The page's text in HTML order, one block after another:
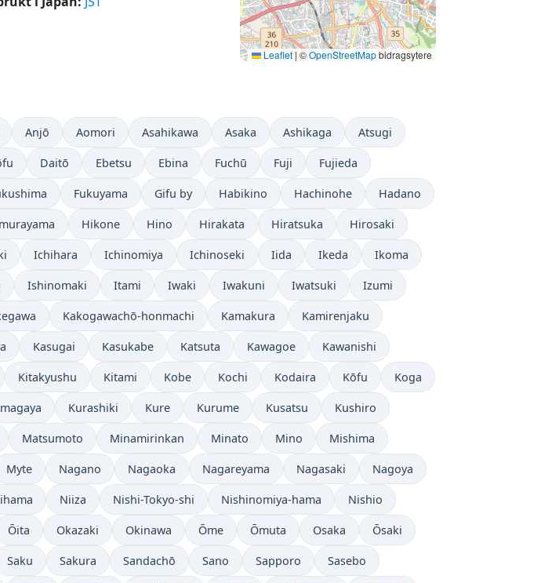
Leaflet | ©OpenStreetMapbidragsytere
Anjō Aomori Asahikawa Asaka Ashikaga Atsugi
Daitō Ebetsu Ebina Fuchū Fuji Fujieda
Fukuyama Gifu by Habikino Hachinohe Hadano
Hikone Hino Hirakata Hiratsuka Hirosaki
Ichihara Ichinomiya Ichinoseki Iida Ikeda Ikoma
Ishinomaki Itami Iwaki Iwakuni Iwatsuki Izumi
Kakogawachō-honmachi Kamakura Kamirenjaku
Kasugai Kasukabe Katsuta Kawagoe Kawanishi
Kitakyushu Kitami Kobe Kochi Kodaira Kōfu Koga
Kurashiki Kure Kurume Kusatsu Kushiro
Matsumoto Minamirinkan Minato Mino Mishima
Myte Nagano Nagaoka Nagareyama Nagasaki Nagoya
Niiza Nishi-Tokyo-shi Nishinomiya-hama Nishio
Ōita Okazaki Okinawa Ōme Ōmuta Osaka Ōsaki
Saku Sakura Sandachō Sano Sapporo Sasebo